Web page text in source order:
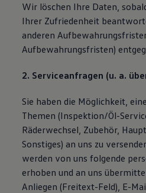
Wir löschen Ihre Daten,
Ihrer Zufriedenheit
anderen
Aufbewahrungsfristen)
2. Serviceanfragen (u. a.
Sie haben die Möglichkeit,
Themen (Inspektion/Öl-
Räderwechsel, Zubehör,
Sonstiges) an uns zu
werden von uns folgende
erhoben und an uns
Anliegen (Freitext-Feld), E-